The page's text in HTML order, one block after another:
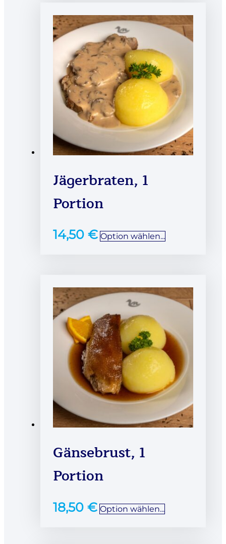
Jägerbraten, 1
Portion
14,50 € Option wählen...
Gänsebrust, 1
Portion
18,50 € Option wählen...